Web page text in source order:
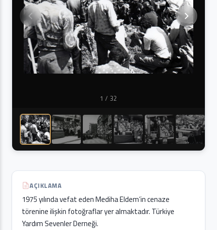
1 / 32
AÇIKLAMA
1975 yılında vefat eden Mediha Eldem’in cenaze
törenine ilişkin fotoğraflar yer almaktadır. Türkiye
Yardım Sevenler Derneği.